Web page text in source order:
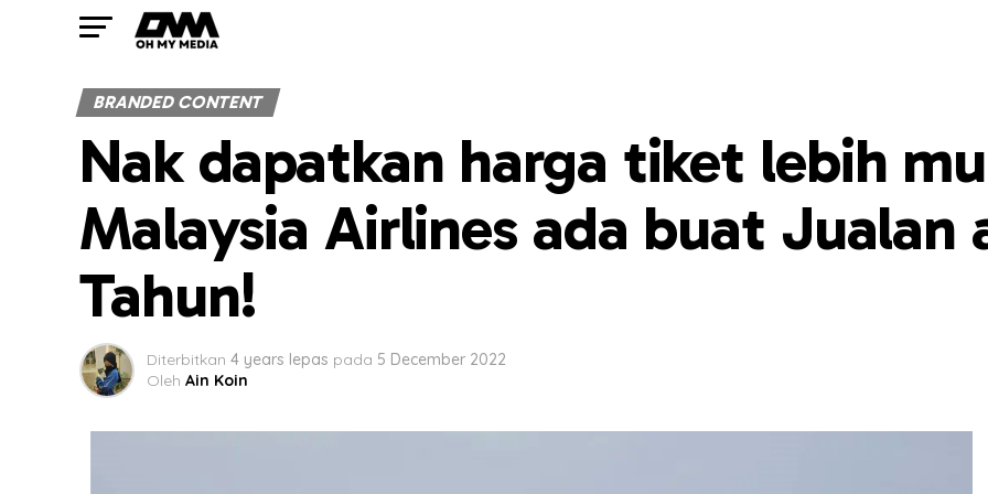
BRANDED CONTENT
Nak dapatkan harga tiket lebih
Malaysia Airlines ada buat Jualan
Tahun!
Diterbitkan 4 years lepas pada 5 December 2022
Oleh Ain Koin